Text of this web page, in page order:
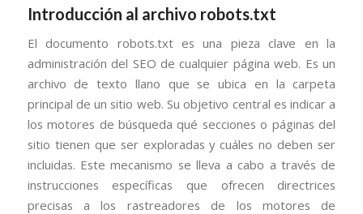
Introducción al archivo robots.txt
El documento robots.txt es una pieza clave en la
administración del SEO de cualquier página web. Es un
archivo de texto llano que se ubica en la carpeta
principal de un sitio web. Su objetivo central es indicar a
los motores de búsqueda qué secciones o páginas del
sitio tienen que ser exploradas y cuáles no deben ser
incluidas. Este mecanismo se lleva a cabo a través de
instrucciones específicas que ofrecen directrices
precisas a los rastreadores de los motores de